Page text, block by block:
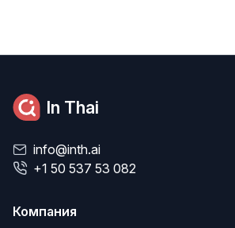
In Thai
info@inth.ai
+1 50 537 53 082
Компания